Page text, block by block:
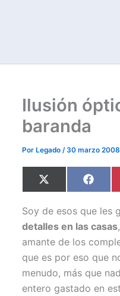
Ilusión
baranda
Por Legado/30 marzo 2008
Compartir
en
X
(
w
i
t
t
e
)
en
F
a
e
b
o
o
k
Soy de esos que les
detalles en las casas
amante de los
que es por eso que
menudo, más que
entero gastado en